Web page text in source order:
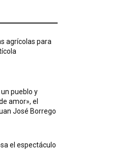
agrícolas para
pueblo y
amor», el
José Borrego
el espectáculo